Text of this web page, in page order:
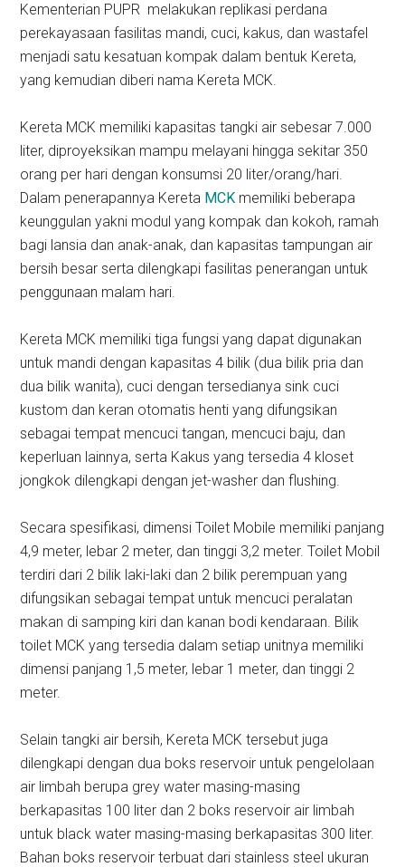
Kementerian PUPR melakukan replikasi perdana
perekayasaan fasilitas mandi, cuci, kakus, dan wastafel
menjadi satu kesatuan kompak dalam bentuk Kereta,
yang kemudian diberi nama Kereta MCK.
Kereta MCK memiliki kapasitas tangki air sebesar 7.000
liter, diproyeksikan mampu melayani hingga sekitar 350
orang per hari dengan konsumsi 20 liter/orang/hari.
Dalam penerapannya Kereta MCK memiliki beberapa
keunggulan yakni modul yang kompak dan kokoh, ramah
bagi lansia dan anak-anak, dan kapasitas tampungan air
bersih besar serta dilengkapi fasilitas penerangan untuk
penggunaan malam hari.
Kereta MCK memiliki tiga fungsi yang dapat digunakan
untuk mandi dengan kapasitas 4 bilik (dua bilik pria dan
dua bilik wanita), cuci dengan tersedianya sink cuci
kustom dan keran otomatis henti yang difungsikan
sebagai tempat mencuci tangan, mencuci baju, dan
keperluan lainnya, serta Kakus yang tersedia 4 kloset
jongkok dilengkapi dengan jet-washer dan flushing.
Secara spesifikasi, dimensi Toilet Mobile memiliki panjang
4,9 meter, lebar 2 meter, dan tinggi 3,2 meter. Toilet Mobil
terdiri dari 2 bilik laki-laki dan 2 bilik perempuan yang
difungsikan sebagai tempat untuk mencuci peralatan
makan di samping kiri dan kanan bodi kendaraan. Bilik
toilet MCK yang tersedia dalam setiap unitnya memiliki
dimensi panjang 1,5 meter, lebar 1 meter, dan tinggi 2
meter.
Selain tangki air bersih, Kereta MCK tersebut juga
dilengkapi dengan dua boks reservoir untuk pengelolaan
air limbah berupa grey water masing-masing
berkapasitas 100 liter dan 2 boks reservoir air limbah
untuk black water masing-masing berkapasitas 300 liter.
Bahan boks reservoir terbuat dari stainless steel ukuran